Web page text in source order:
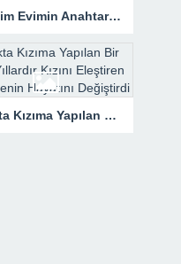
Gelinim Evimin Anahtarını İzinsiz Kullanıyordu… Kilitleri Değiştirdim, Ama Asıl Sürprizi Akşam Oğlum Yaşadı
Uçakta Kızıma Yapılan Bir Soru, Yıllardır Kızını Eleştiren Bir Annenin Hayatını Değiştirdi